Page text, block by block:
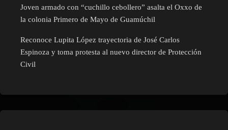
Joven armado con “cuchillo cebollero” asalta el Oxxo de
la colonia Primero de Mayo de Guamúchil
Reconoce Lupita López trayectoria de José Carlos
Espinoza y toma protesta al nuevo director de Protección
Civil